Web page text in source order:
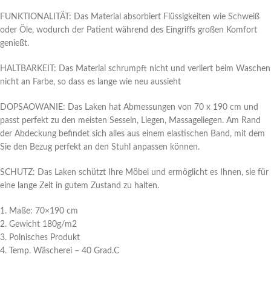
FUNKTIONALITÄT: Das Material absorbiert Flüssigkeiten wie Schweiß
oder Öle, wodurch der Patient während des Eingriffs großen Komfort
genießt.
HALTBARKEIT: Das Material schrumpft nicht und verliert beim Waschen
nicht an Farbe, so dass es lange wie neu aussieht
DOPSAOWANIE: Das Laken hat Abmessungen von 70 x 190 cm und
passt perfekt zu den meisten Sesseln, Liegen, Massageliegen. Am Rand
der Abdeckung befindet sich alles aus einem elastischen Band, mit dem
Sie den Bezug perfekt an den Stuhl anpassen können.
SCHUTZ: Das Laken schützt Ihre Möbel und ermöglicht es Ihnen, sie für
eine lange Zeit in gutem Zustand zu halten.
1. Maße: 70×190 cm
2. Gewicht 180g/m2
3. Polnisches Produkt
4. Temp. Wäscherei – 40 Grad.C